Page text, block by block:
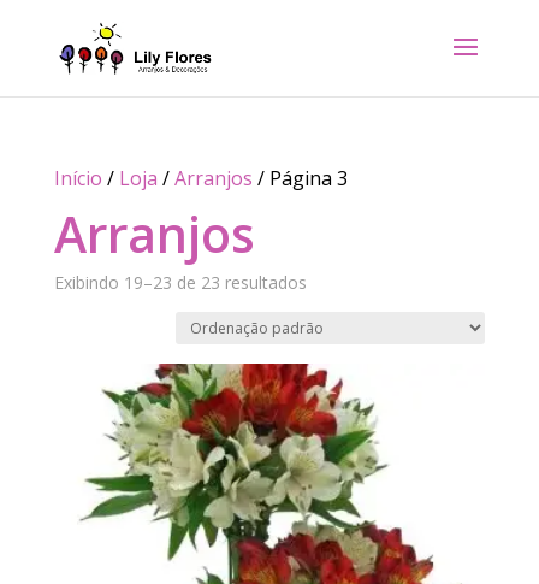
Início / Loja /Arranjos / Página 3
Arranjos
Exibindo 19–23 de 23 resultados